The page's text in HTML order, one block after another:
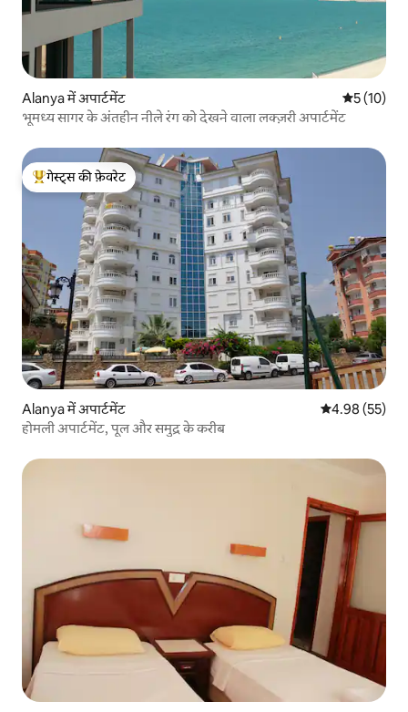
Alanya में अपार्टमेंट औसत रेटिंग
5 (10)
भूमध्य सागर के अंतहीन नीले रंग को देखने वाला लक्ज़री अपार्टमेंट
गेस्ट्स का टॉप फ़ेवरेट
गेस्ट्स की फ़ेवरेट
Alanya में अपार्टमेंट औसत रेटिंग 5 में
4.98 (55)
होमली अपार्टमेंट, पूल और समुद्र के करीब